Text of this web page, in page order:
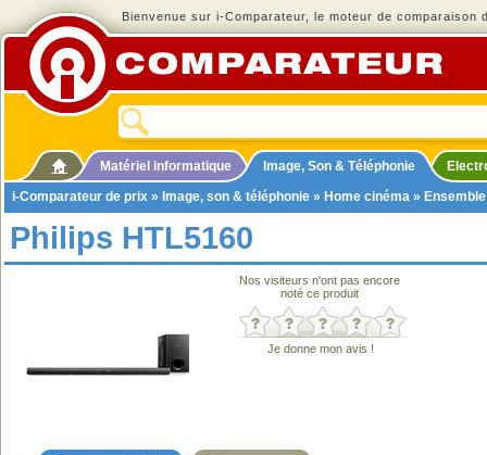
Bienvenue sur i-Comparateur, le moteur de comparaison
Matériel informatique Image, Son & Téléphonie
i-Comparateur de prix » Image, son & téléphonie » Home cinéma »
Philips HTL5160
Nos visiteurs n'ont pas encore
noté ce produit
Je donne mon avis !